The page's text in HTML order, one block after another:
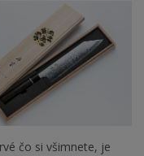
čo si všimnete, je